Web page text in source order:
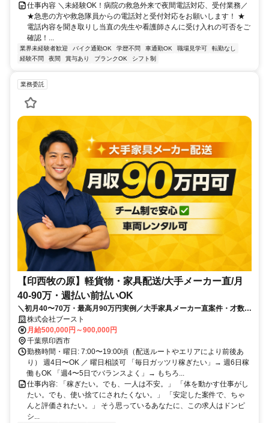
仕事内容 ＼未経験OK！病院の救急外来で夜間電話対応、受付業務／
★急患の方や救急隊員からの電話対と受付対応をお願いします！ ★
電話内容を聞き取りし当直の先生や看護師さんに受け入れの可否をご
確認！...
業界未経験者歓迎 バイク通勤OK 学歴不問 車通勤OK 職場見学可
転勤なし
経験不問
夜間 賞与あり ブランクOK シフト制
業務委託
【印西牧の原】軽貨物・家具配送/大手メーカー直/月
40-90万・週払い前払いOK
＼初月40〜70万・最高月90万円実例／大手家具メーカー直案件・才数建
てで稼げる
株式会社ブースト
月給500,000円～900,000円
千葉県印西市
勤務時間・曜日: 7:00〜19:00頃（配送ルートやエリアにより前後あ
り） 週4日〜OK ／ 曜日相談可 「毎日ガッツリ稼ぎたい」→ 週6日稼
働もOK 「週4〜5日でバランスよく」→ もちろ...
仕事内容: 「稼ぎたい。でも、一人は不安。」 「体を動かす仕事がし
たい。でも、使い捨てにされたくない。」 「安定した案件で、ちゃ
んと評価されたい。」 そう思っているあなたに、この求人はドンピ
シ...